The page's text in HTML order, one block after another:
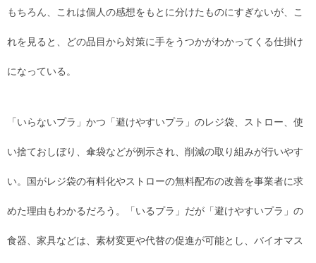
もちろん、これは個人の感想をもとに分けたものにすぎないが、こ
れを見ると、どの品目から対策に手をうつかがわかってくる仕掛け
になっている。
「いらないプラ」かつ「避けやすいプラ」のレジ袋、ストロー、使
い捨ておしぼり、傘袋などが例示され、削減の取り組みが行いやす
い。国がレジ袋の有料化やストローの無料配布の改善を事業者に求
めた理由もわかるだろう。「いるプラ」だが「避けやすいプラ」の
食器、家具などは、素材変更や代替の促進が可能とし、バイオマス